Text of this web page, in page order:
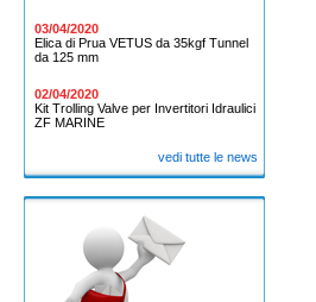
03/04/2020
Elica di Prua VETUS da 35kgf Tunnel
da 125 mm
02/04/2020
Kit Trolling Valve per Invertitori Idraulici
ZF MARINE
vedi tutte le news